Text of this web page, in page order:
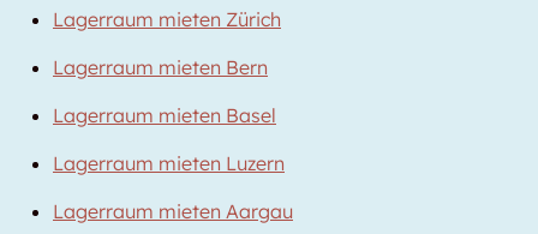
Lagerraum mieten Zürich
Lagerraum mieten Bern
Lagerraum mieten Basel
Lagerraum mieten Luzern
Lagerraum mieten Aargau